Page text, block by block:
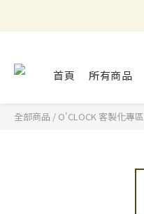
首頁 所有商品
全部商品 / O'CLOCK 客製化專區